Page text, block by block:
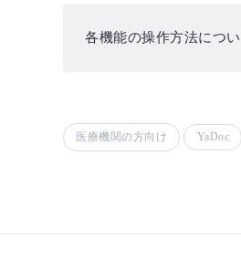
各機能の操作方法につい
医療機関の方向け YaDoc